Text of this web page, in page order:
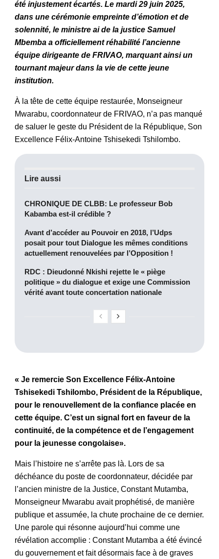
été injustement écartés. Le mardi 29 juin 2025,
dans une cérémonie empreinte d’émotion et de
solennité, le ministre ai de la justice Samuel
Mbemba a officiellement réhabilité l’ancienne
équipe dirigeante de FRIVAO, marquant ainsi un
tournant majeur dans la vie de cette jeune
institution.
À la tête de cette équipe restaurée, Monseigneur
Mwarabu, coordonnateur de FRIVAO, n’a pas manqué
de saluer le geste du Président de la République, Son
Excellence Félix-Antoine Tshisekedi Tshilombo.
Lire aussi
CHRONIQUE DE CLBB: Le professeur Bob
Kabamba est-il crédible ?
Avant d’accéder au Pouvoir en 2018, l’Udps
posait pour tout Dialogue les mêmes conditions
actuellement renouvelées par l’Opposition !
RDC : Dieudonné Nkishi rejette le « piège
politique » du dialogue et exige une Commission
vérité avant toute concertation nationale
« Je remercie Son Excellence Félix-Antoine
Tshisekedi Tshilombo, Président de la République,
pour le renouvellement de la confiance placée en
cette équipe. C’est un signal fort en faveur de la
continuité, de la compétence et de l’engagement
pour la jeunesse congolaise».
Mais l’histoire ne s’arrête pas là. Lors de sa
déchéance du poste de coordonnateur, décidée par
l’ancien ministre de la Justice, Constant Mutamba,
Monseigneur Mwarabu avait prophétisé, de manière
publique et assumée, la chute prochaine de ce dernier.
Une parole qui résonne aujourd’hui comme une
révélation accomplie : Constant Mutamba a été évincé
du gouvernement et fait désormais face à de graves